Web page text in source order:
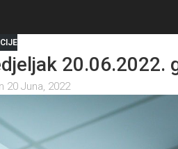
20.06.2022.
20 Juna, 2022